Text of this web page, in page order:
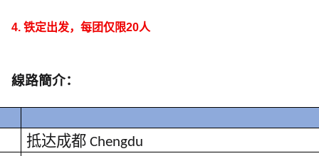
4. 铁定出发，每团仅限20人
線路簡介：
抵达成都Chengdu